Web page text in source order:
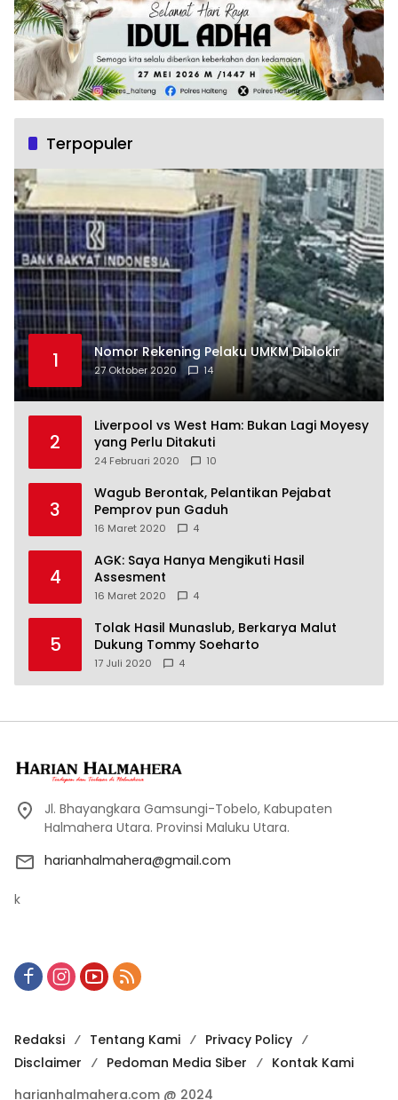
Terpopuler
1 Nomor Rekening Pelaku UMKM Diblokir
27 Oktober 2020 14
2
Liverpool vs West Ham: Bukan Lagi Moyesy
yang Perlu Ditakuti
24 Februari 2020 10
3
Wagub Berontak, Pelantikan Pejabat
Pemprov pun Gaduh
16 Maret 2020 4
4
AGK: Saya Hanya Mengikuti Hasil
Assesment
16 Maret 2020 4
5
Tolak Hasil Munaslub, Berkarya Malut
Dukung Tommy Soeharto
17 Juli 2020 4
Jl. Bhayangkara Gamsungi-Tobelo, Kabupaten
Halmahera Utara. Provinsi Maluku Utara.
harianhalmahera@gmail.com
k
Redaksi Tentang Kami
Privacy Policy
Disclaimer
Pedoman Media Siber
Kontak Kami
harianhalmahera.com @ 2024